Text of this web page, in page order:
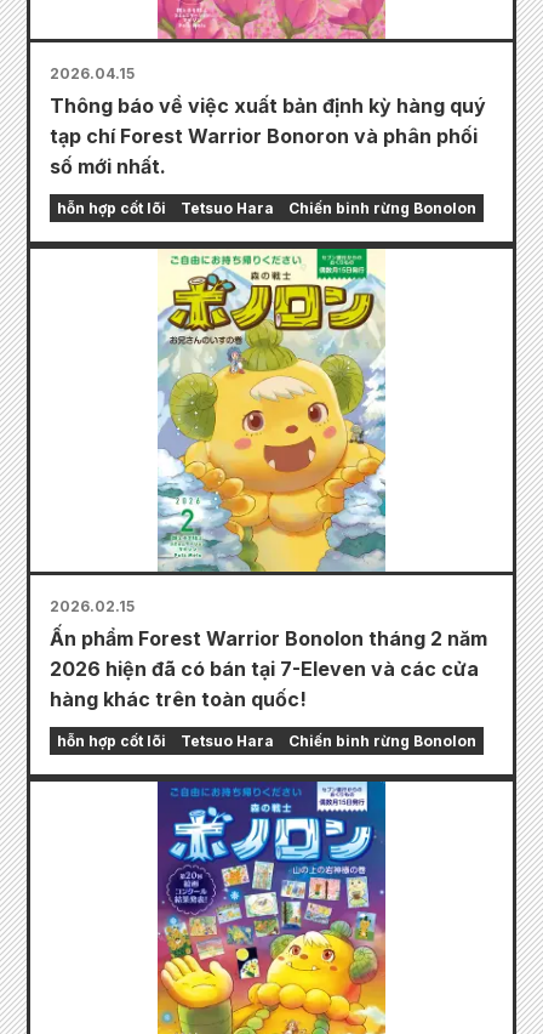
2026.04.15
Thông báo về việc xuất bản định kỳ hàng quý
tạp chí Forest Warrior Bonoron và phân phối
số mới nhất.
hỗn hợp cốt lõi Tetsuo Hara Chiến binh rừng Bonolon
2026.02.15
Ấn phẩm Forest Warrior Bonolon tháng 2 năm
2026 hiện đã có bán tại 7-Eleven và các cửa
hàng khác trên toàn quốc!
hỗn hợp cốt lõi Tetsuo Hara Chiến binh rừng Bonolon